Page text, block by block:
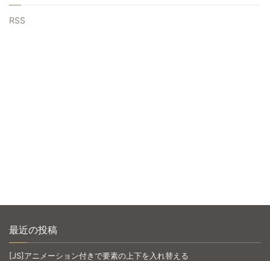
RSS
最近の投稿
[JS]アニメーション付きで要素の上下を入れ替える